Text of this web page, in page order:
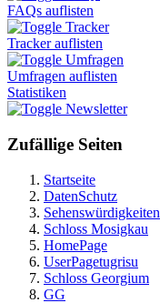
FAQs auflisten
Tracker
Tracker auflisten
Umfragen
Umfragen auflisten
Statistiken
Newsletter
Zufällige Seiten
Startseite
DatenSchutz
Sehenswürdigkeiten
Schloss Mosigkau
HomePage
UserPagetugrisu
Schloss Georgium
GG